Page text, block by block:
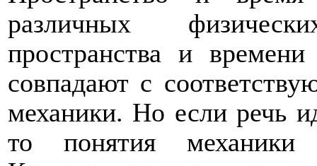
различных
пространства и
совпадают с
механики. Но если речь
то понятия